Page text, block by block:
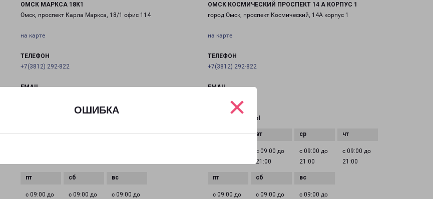
ОШИБКА ×
ОМСК МАРКСА 18К1
Омск, проспект Карла Маркса, 18/1 офис 114
на карте
ТЕЛЕФОН
+7(3812) 292-822
EMAIL
с 09:00 до
с 09:00 до
с 09:00 до
ОМСК КОСМИЧЕСКИЙ ПРОСПЕКТ 14 А КОРПУС 1
город Омск, проспект Космический, 14А корпус 1
на карте
ТЕЛЕФОН
+7(3812) 292-822
EMAIL
ГРАФИК РАБОТЫ
с 09:00 до
21:00
с 09:00 до
21:00
с 09:00 до
21:00
с 09:00 до
с 09:00 до
с 09:00 до